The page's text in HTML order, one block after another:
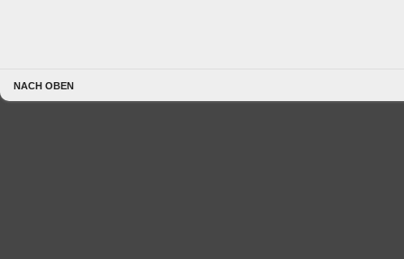
NACH OBEN